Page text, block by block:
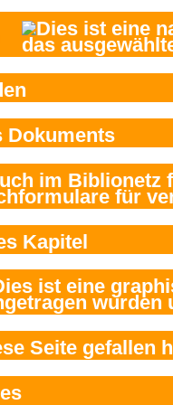
Dokuments
Kapitel
Seite gefallen